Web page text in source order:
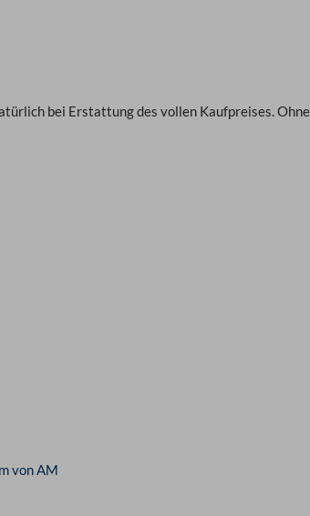
bei Erstattung des vollen Kaufpreises.
von AM